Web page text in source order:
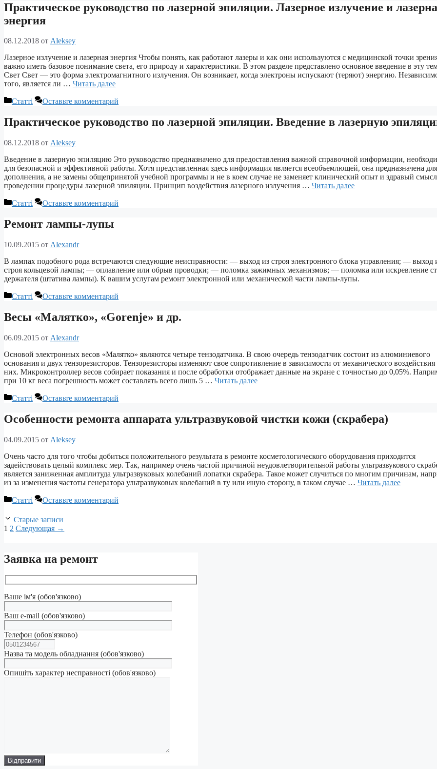
Практическое руководство по лазерной эпиляции. Лазерное излучение и
энергия
08.12.2018 от Aleksey
Лазерное излучение и лазерная энергия Чтобы понять, как работают лазеры и как они используются с медицинской точки
важно иметь базовое понимание света, его природу и характеристики. В этом разделе представлено основное введение в эту
Свет Свет — это форма электромагнитного излучения. Он возникает, когда электроны испускают (теряют) энергию.
того, является ли … Читать далее
Рубрики
Статті Оставьте комментарий
Практическое руководство по лазерной эпиляции. Введение в лазерную
08.12.2018 от Aleksey
Введение в лазерную эпиляцию Это руководство предназначено для предоставления важной справочной информации,
для безопасной и эффективной работы. Хотя представленная здесь информация является всеобъемлющей, она предназначена для
дополнения, а не замены общепринятой учебной программы и не в коем случае не заменяет клинический опыт и здравый
проведении процедуры лазерной эпиляции. Принцип воздействия лазерного излучения … Читать далее
Рубрики
Статті Оставьте комментарий
Ремонт лампы-лупы
10.09.2015 от Alexandr
В лампах подобного рода встречаются следующие неисправности: — выход из строя электронного блока управления; — выход
строя кольцевой лампы; — оплавление или обрыв проводки; — поломка зажимных механизмов; — поломка или искревление
держателя (штатива лампы). К вашим услугам ремонт электронной или механической части лампы-лупы.
Рубрики
Статті Оставьте комментарий
Весы «Малятко», «Gorenje» и др.
06.09.2015 от Alexandr
Основой электронных весов «Малятко» являются четыре тензодатчика. В свою очередь тензодатчик состоит из алюминиевого
основания и двух тензорезисторов. Тензорезисторы изменяют свое сопротивление в зависимости от механического воздействия
них. Микроконтроллер весов собирает показания и после обработки отображает данные на экране с точностью до 0,05%.
при 10 кг веса погрешность может составлять всего лишь 5 … Читать далее
Рубрики
Статті Оставьте комментарий
Особенности ремонта аппарата ультразвуковой чистки кожи (скрабера)
04.09.2015 от Aleksey
Очень часто для того чтобы добиться положительного результата в ремонте косметологического оборудования приходится
задействовать целый комплекс мер. Так, например очень частой причиной неудовлетворительной работы ультразвукового
является заниженная амплитуда ультразвуковых колебаний лопатки скрабера. Такое может случиться по многим причинам,
из за изменения частоты генератора ультразвуковых колебаний в ту или иную сторону, в таком случае … Читать далее
Рубрики
Статті Оставьте комментарий
Старые записи
Страница
1 Страница
2 Следующая →
Заявка на ремонт
Ваше ім'я (обов'язково)
Ваш e-mail (обов'язково)
Телефон (обов'язково)
Назва та модель обладнання (обов'язково)
Опишіть характер несправності (обов'язково)